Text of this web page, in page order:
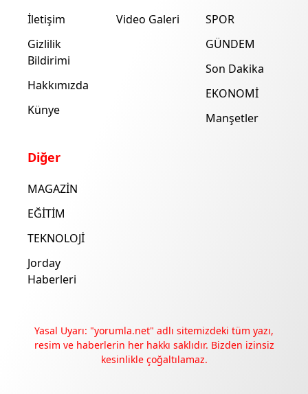
İletişim
Gizlilik
Bildirimi
Hakkımızda
Künye
Video Galeri
SPOR
GÜNDEM
Son Dakika
EKONOMİ
Manşetler
Diğer
MAGAZİN
EĞİTİM
TEKNOLOJİ
Jorday
Haberleri
Yasal Uyarı: "yorumla.net" adlı sitemizdeki tüm yazı,
resim ve haberlerin her hakkı saklıdır. Bizden izinsiz
kesinlikle çoğaltılamaz.